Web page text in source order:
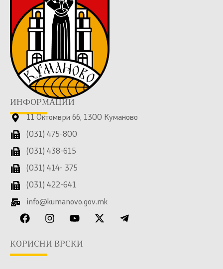
ИНФОРМАЦИИ
11 Октомври бб, 1300 Куманово
(031) 475-800
(031) 438-615
(031) 414- 375
(031) 422-641
info@kumanovo.gov.mk
КОРИСНИ ВРСКИ